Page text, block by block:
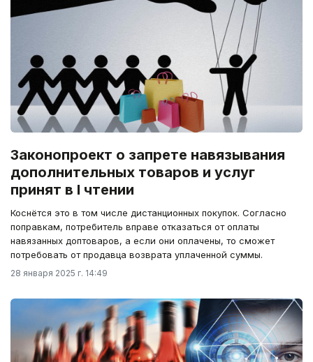
Законопроект о запрете навязывания
дополнительных товаров и услуг
принят в I чтении
Коснётся это в том числе дистанционных покупок. Согласно
поправкам, потребитель вправе отказаться от оплаты
навязанных доптоваров, а если они оплачены, то сможет
потребовать от продавца возврата уплаченной суммы.
28 января 2025 г. 14:49